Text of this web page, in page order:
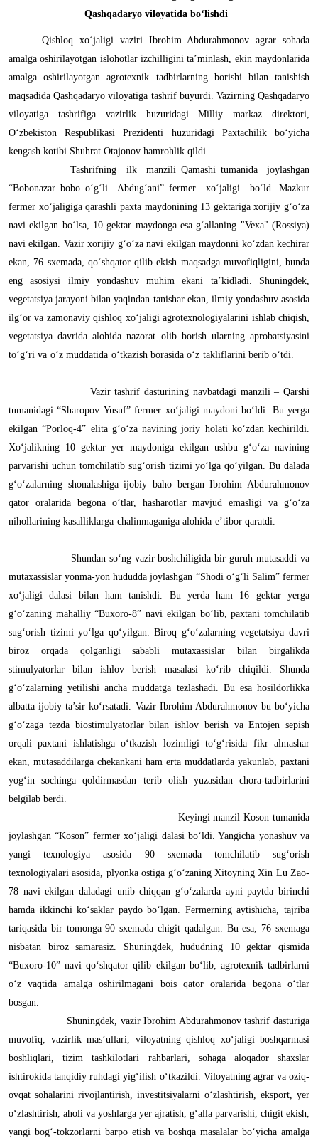
Qashqadaryo viloyatida bo‘lishdi
Qishloq xo‘jaligi vaziri Ibrohim Abdurahmonov agrar sohada
amalga oshirilayotgan islohotlar izchilligini ta’minlash, ekin maydonlarida
amalga oshirilayotgan agrotexnik tadbirlarning borishi bilan tanishish
maqsadida Qashqadaryo viloyatiga tashrif buyurdi. Vazirning Qashqadaryo
viloyatiga tashrifiga vazirlik huzuridagi Milliy markaz direktori,
O‘zbekiston Respublikasi Prezidenti huzuridagi Paxtachilik bo‘yicha
kengash kotibi Shuhrat Otajonov hamrohlik qildi.
Tashrifning ilk manzili Qamashi tumanida joylashgan
“Bobonazar bobo o‘g‘li Abdug‘ani” fermer xo‘jaligi bo‘ld . Mazkur
fermer xo‘jaligiga qarashli paxta maydonining 13 gektariga xorijiy g‘o‘za
navi ekilgan bo‘lsa, 10 gektar maydonga esa g‘allaning "Vexa" (Rossiya)
navi ekilgan. Vazir xorijiy g‘o‘za navi ekilgan maydonni ko‘zdan kechirar
ekan, 76 sxemada, qo‘shqator qilib ekish maqsadga muvofiqligini, bunda
eng asosiysi ilmiy yondashuv muhim ekani ta’kidladi. Shuningdek,
vegetatsiya jarayoni bilan yaqindan tanishar ekan, ilmiy yondashuv asosida
ilg‘or va zamonaviy qishloq xo‘jaligi agrotexnologiyalarini ishlab chiqish,
vegetatsiya davrida alohida nazorat olib borish ularning aprobatsiyasini
to‘g‘ri va o‘z muddatida o‘tkazish borasida o‘z takliflarini berib o‘tdi.
Vazir tashrif dasturining navbatdagi manzili –Qarshi
tumanidagi “Sharopov Yusuf”fermer xo‘jaligi maydoni bo‘ldi
Bu yerga
ekilgan “Porloq-4” elita g‘o‘za navining joriy holati ko‘zdan kechirildi.
Xo‘jalikning 10 gektar yer maydoniga ekilgan ushbu g‘o‘za navining
parvarishi uchun tomchilatib sug‘orish tizimi yo‘lga qo‘yilgan. Bu dalada
g‘o‘zalarning shonalashiga ijobiy baho bergan Ibrohim Abdurahmonov
qator oralarida begona o‘tlar, hasharotlar mavjud emasligi va g‘o‘za
nihollarining kasalliklarga chalinmaganiga alohida e’tibor qaratdi.
Shundan so‘ng vazir boshchiligida bir guruh mutasaddi va
mutaxassislar yonma-yon hududda joylashgan “Shodi o‘g‘li Salim” fermer
xo‘jaligi dalasi bilan ham tanishdi. Bu yerda ham 16 gektar yerga
g‘o‘zaning mahalliy “Buxoro-8” navi ekilgan bo‘lib, paxtani tomchilatib
sug‘orish tizimi yo‘lga qo‘yilgan. Biroq g‘o‘zalarning vegetatsiya davri
biroz orqada qolganligi sababli mutaxassislar bilan birgalikda
stimulyatorlar bilan ishlov berish masalasi ko‘rib chiqildi. Shunda
g‘o‘zalarning yetilishi ancha muddatga tezlashadi. Bu esa hosildorlikka
albatta ijobiy ta’sir ko‘rsatadi. Vazir Ibrohim Abdurahmonov bu bo‘yicha
g‘o‘zaga tezda biostimulyatorlar bilan ishlov berish va Entojen sepish
orqali paxtani ishlatishga o‘tkazish lozimligi to‘g‘risida fikr almashar
ekan, mutasaddilarga chekankani ham erta muddatlarda yakunlab, paxtani
yog‘in sochinga qoldirmasdan terib olish yuzasidan chora-tadbirlarini
belgilab berdi.
Keyingi manzil Koson tumanida
joylashgan “Koson” fermer xo‘jaligi dalasi bo‘ldi. Yangicha yonashuv va
yangi texnologiya asosida 90 sxemada tomchilatib sug‘orish
texnologiyalari asosida, plyonka ostiga g‘o‘zaning Xitoyning Xin Lu Zao-
78 navi ekilgan daladagi unib chiqqan g‘o‘zalarda ayni paytda birinchi
hamda ikkinchi ko‘saklar paydo bo‘lgan. Fermerning aytishicha, tajriba
tariqasida bir tomonga 90 sxemada chigit qadalgan. Bu esa, 76 sxemaga
nisbatan biroz samarasiz. Shuningdek, hududning 10 gektar qismida
“Buxoro-10” navi qo‘shqator qilib ekilgan bo‘lib, agrotexnik tadbirlarni
o‘z vaqtida amalga oshirilmagani bois qator oralarida begona o‘tlar
bosgan.
Shuningdek, vazir Ibrohim Abdurahmonov tashrif dasturiga
muvofiq, vazirlik mas’ullari, viloyatning qishloq xo‘jaligi boshqarmasi
boshliqlari, tizim tashkilotlari rahbarlari, sohaga aloqador shaxslar
ishtirokida tanqidiy ruhdagi yig‘ilish o‘tkazildi. Viloyatning agrar va oziq-
ovqat sohalarini rivojlantirish, investitsiyalarni o‘zlashtirish, eksport, yer
o‘zlashtirish, aholi va yoshlarga yer ajratish, g‘alla parvarishi, chigit ekish,
yangi bog‘-tokzorlarni barpo etish va boshqa masalalar bo‘yicha amalga